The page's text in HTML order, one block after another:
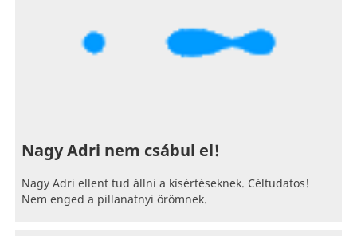
Nagy Adri nem csábul el!
Nagy Adri ellent tud állni a kísértéseknek. Céltudatos!
Nem enged a pillanatnyi örömnek.